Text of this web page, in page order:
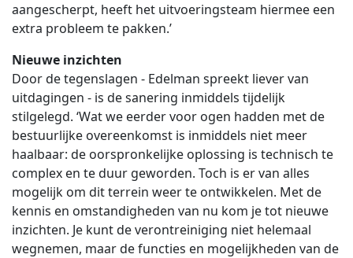
aangescherpt, heeft het uitvoeringsteam hiermee een
extra probleem te pakken.’
Nieuwe inzichten
Door de tegenslagen - Edelman spreekt liever van
uitdagingen - is de sanering inmiddels tijdelijk
stilgelegd. ‘Wat we eerder voor ogen hadden met de
bestuurlijke overeenkomst is inmiddels niet meer
haalbaar: de oorspronkelijke oplossing is technisch te
complex en te duur geworden. Toch is er van alles
mogelijk om dit terrein weer te ontwikkelen. Met de
kennis en omstandigheden van nu kom je tot nieuwe
inzichten. Je kunt de verontreiniging niet helemaal
wegnemen, maar de functies en mogelijkheden van de